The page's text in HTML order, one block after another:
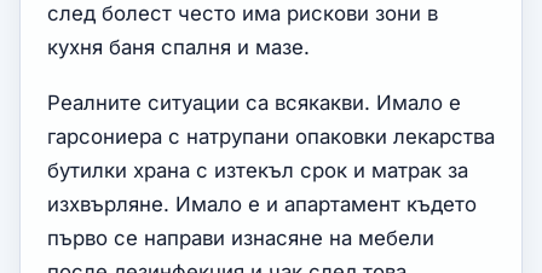
след болест често има рискови зони в
кухня баня спалня и мазе.
Реалните ситуации са всякакви. Имало е
гарсониера с натрупани опаковки лекарства
бутилки храна с изтекъл срок и матрак за
изхвърляне. Имало е и апартамент където
първо се направи изнасяне на мебели